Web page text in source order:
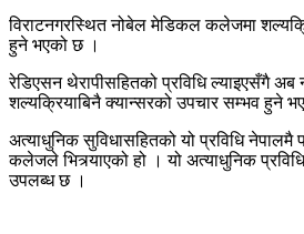
विराटनगरस्थित नोबेल मेडिकल कलेजमा
हुने भएको छ ।
रेडिएसन थेरापीसहितको प्रविधि ल्याइएसँगै
शल्यक्रियाबिनै क्यान्सरको उपचार सम्भव हुने
अत्याधुनिक सुविधासहितको यो प्रविधि
कलेजले भित्र्याएको हो । यो अत्याधुनिक
उपलब्ध छ ।